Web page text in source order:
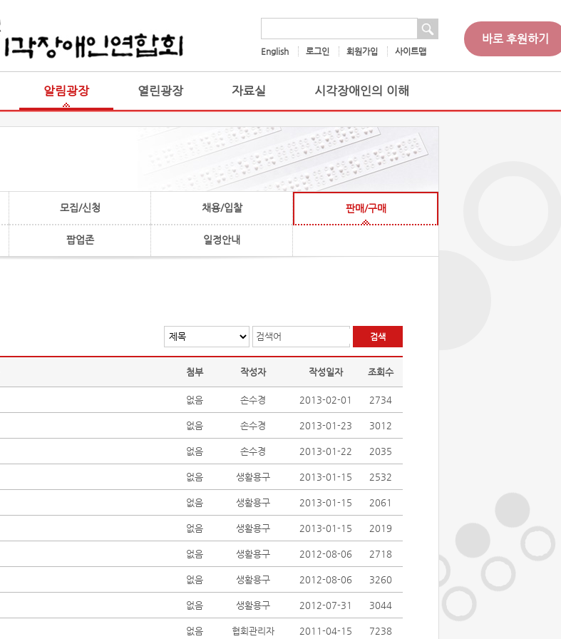
English 로그인 회원가입 사이트맵
바로 후원하기
알림광장 열린광장 자료실 시각장애인의 이해
모집/신청 채용/입찰 판매/구매
팝업존 일정안내
검색어
첨부 작성자 작성일자 조회수
없음 손수경 2013-02-01 2734
없음 손수경 2013-01-23 3012
없음 손수경 2013-01-22 2035
없음 생활용구 2013-01-15 2532
없음 생활용구 2013-01-15 2061
없음 생활용구 2013-01-15 2019
없음 생활용구 2012-08-06 2718
없음 생활용구 2012-08-06 3260
없음 생활용구 2012-07-31 3044
없음 협회관리자 2011-04-15 7238